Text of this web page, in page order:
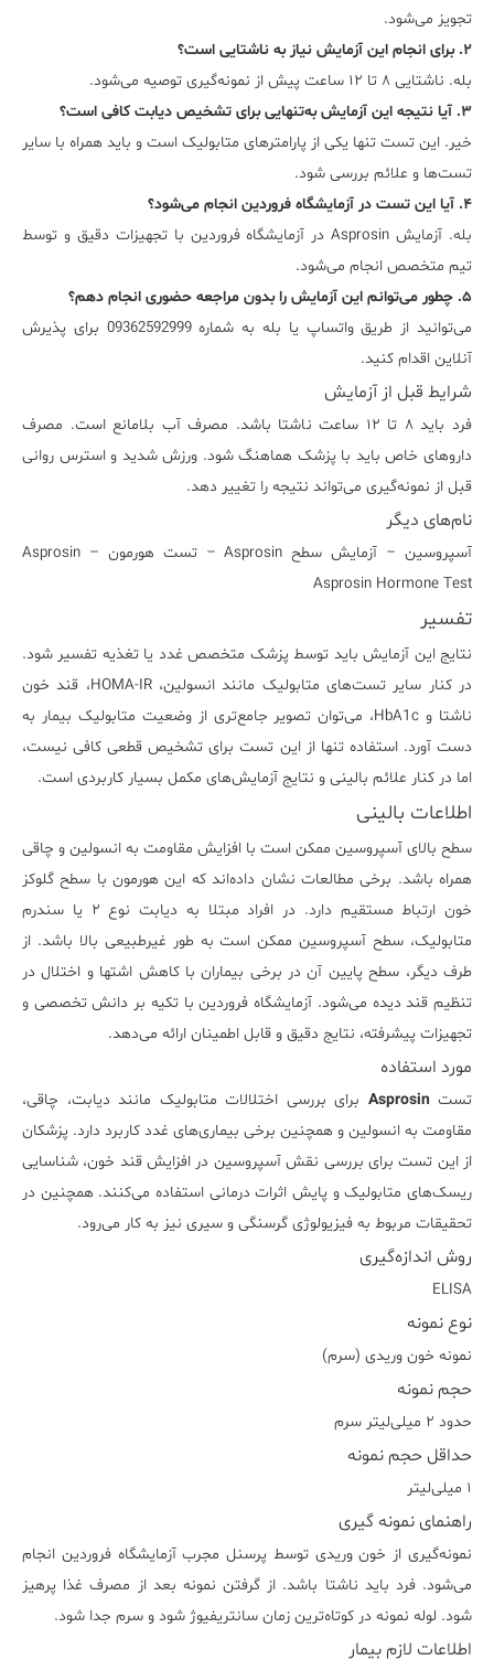
تجویز می‌شود.
۲. برای انجام این آزمایش نیاز به ناشتایی است؟
بله. ناشتایی ۸ تا ۱۲ ساعت پیش از نمونه‌گیری توصیه می‌شود.
۳. آیا نتیجه این آزمایش به‌تنهایی برای تشخیص دیابت کافی است؟
خیر. این تست تنها یکی از پارامترهای متابولیک است و باید همراه با سایر
تست‌ها و علائم بررسی شود.
۴. آیا این تست در آزمایشگاه فروردین انجام می‌شود؟
بله. آزمایش Asprosin در آزمایشگاه فروردین با تجهیزات دقیق و توسط
تیم متخصص انجام می‌شود.
۵. چطور می‌توانم این آزمایش را بدون مراجعه حضوری انجام دهم؟
می‌توانید از طریق واتساپ یا بله به شماره 09362592999 برای پذیرش
آنلاین اقدام کنید.
شرایط قبل از آزمایش
فرد باید ۸ تا ۱۲ ساعت ناشتا باشد. مصرف آب بلامانع است. مصرف
داروهای خاص باید با پزشک هماهنگ شود. ورزش شدید و استرس روانی
قبل از نمونه‌گیری می‌تواند نتیجه را تغییر دهد.
نام‌های دیگر
آسپروسین – آزمایش سطح Asprosin – تست هورمون Asprosin –
Asprosin Hormone Test
تفسیر
نتایج این آزمایش باید توسط پزشک متخصص غدد یا تغذیه تفسیر شود.
در کنار سایر تست‌های متابولیک مانند انسولین، HOMA-IR، قند خون
ناشتا و HbA1c، می‌توان تصویر جامع‌تری از وضعیت متابولیک بیمار به
دست آورد. استفاده تنها از این تست برای تشخیص قطعی کافی نیست،
اما در کنار علائم بالینی و نتایج آزمایش‌های مکمل بسیار کاربردی است.
اطلاعات بالینی
سطح بالای آسپروسین ممکن است با افزایش مقاومت به انسولین و چاقی
همراه باشد. برخی مطالعات نشان داده‌اند که این هورمون با سطح گلوکز
خون ارتباط مستقیم دارد. در افراد مبتلا به دیابت نوع ۲ یا سندرم
متابولیک، سطح آسپروسین ممکن است به طور غیرطبیعی بالا باشد. از
طرف دیگر، سطح پایین آن در برخی بیماران با کاهش اشتها و اختلال در
تنظیم قند دیده می‌شود. آزمایشگاه فروردین با تکیه بر دانش تخصصی و
تجهیزات پیشرفته، نتایج دقیق و قابل اطمینان ارائه می‌دهد.
مورد استفاده
تست Asprosin برای بررسی اختلالات متابولیک مانند دیابت، چاقی،
مقاومت به انسولین و همچنین برخی بیماری‌های غدد کاربرد دارد. پزشکان
از این تست برای بررسی نقش آسپروسین در افزایش قند خون، شناسایی
ریسک‌های متابولیک و پایش اثرات درمانی استفاده می‌کنند. همچنین در
تحقیقات مربوط به فیزیولوژی گرسنگی و سیری نیز به کار می‌رود.
روش اندازه‌گیری
ELISA
نوع نمونه
نمونه خون وریدی (سرم)
حجم نمونه
حدود ۲ میلی‌لیتر سرم
حداقل حجم نمونه
۱ میلی‌لیتر
راهنمای نمونه گیری
نمونه‌گیری از خون وریدی توسط پرسنل مجرب آزمایشگاه فروردین انجام
می‌شود. فرد باید ناشتا باشد. از گرفتن نمونه بعد از مصرف غذا پرهیز
شود. لوله نمونه در کوتاه‌ترین زمان سانتریفیوژ شود و سرم جدا شود.
اطلاعات لازم بیمار